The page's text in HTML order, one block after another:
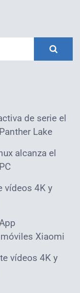
de serie el
Lake
alcanza el
vídeos 4K y
Xiaomi
vídeos 4K y